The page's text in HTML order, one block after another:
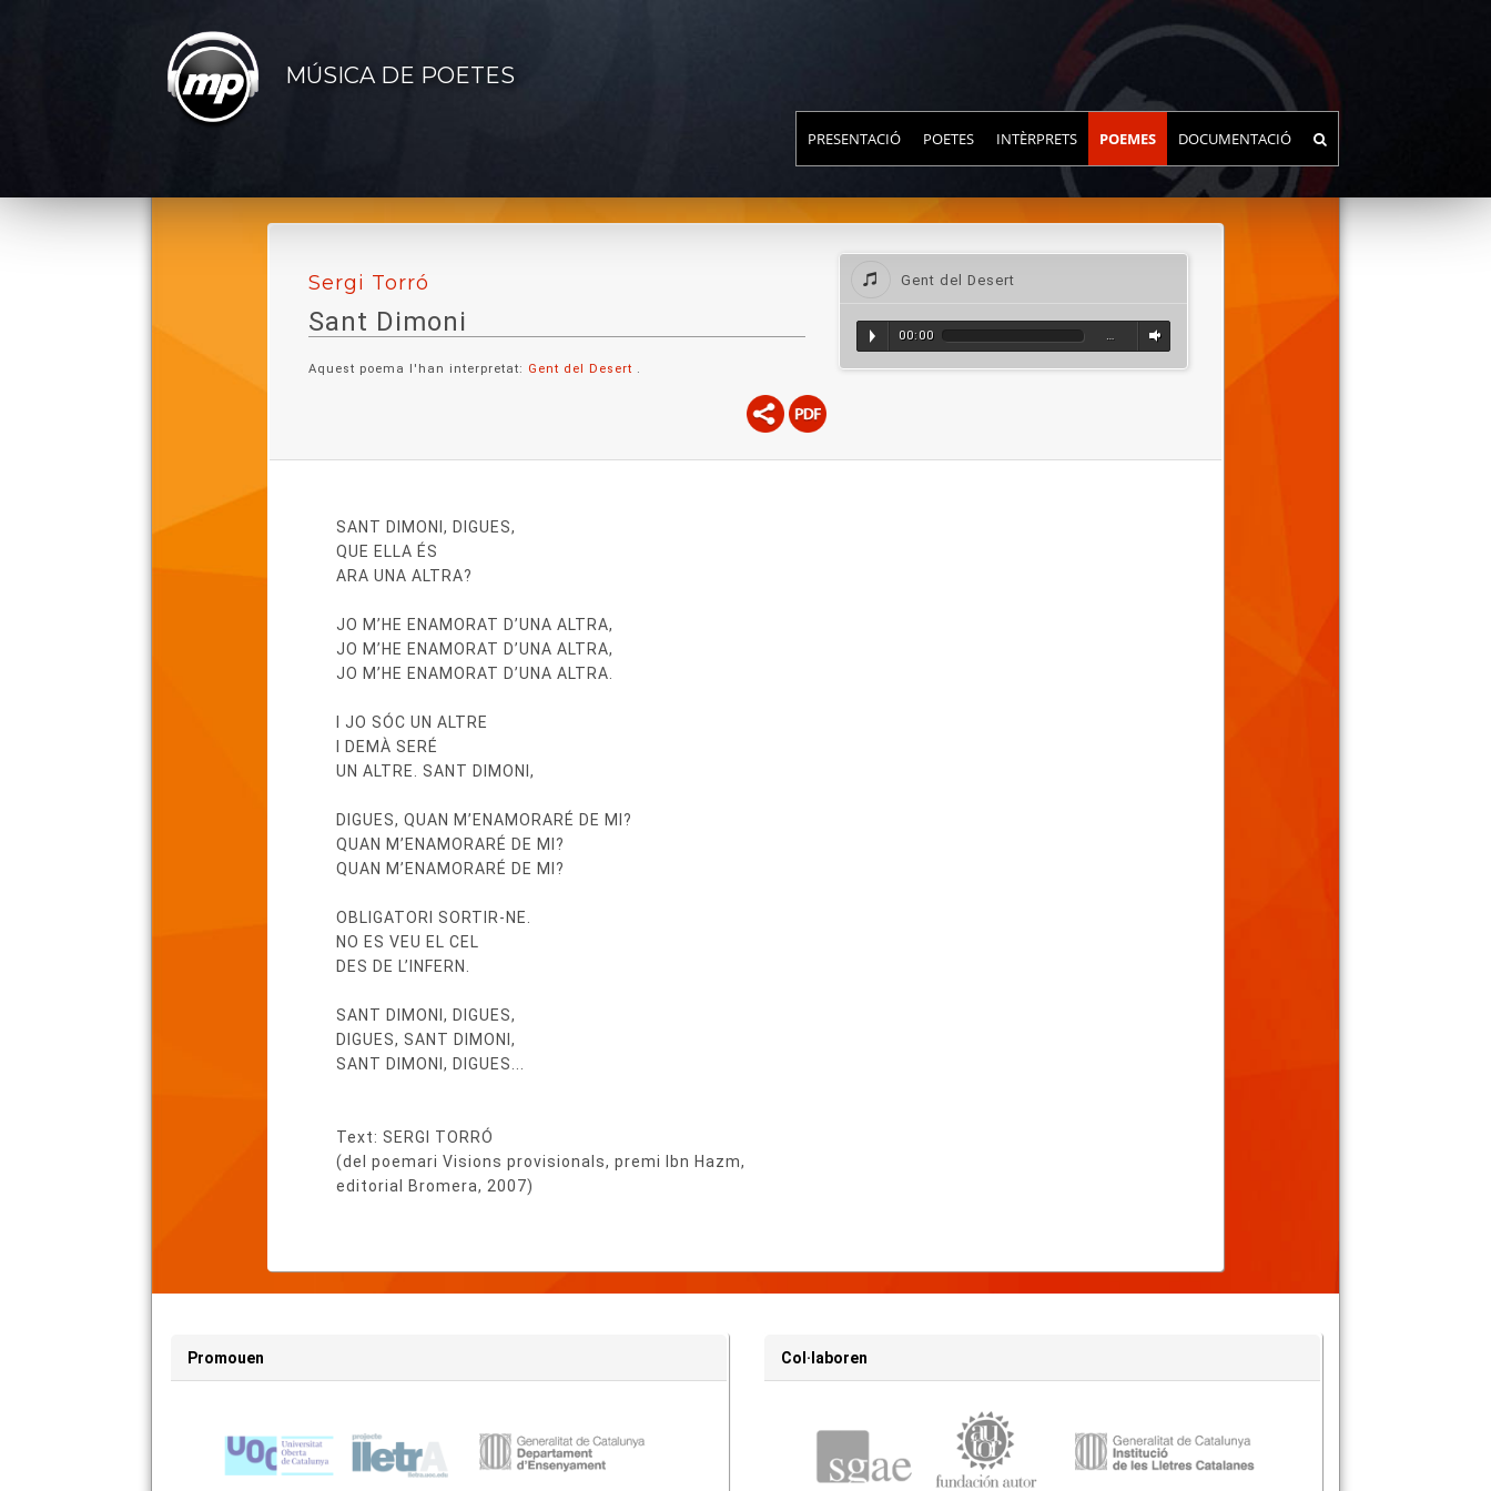
MÚSICA DE POETES
PRESENTACIÓ POETES INTÈRPRETS POEMES DOCUMENTACIÓ
Sergi Torró
Sant Dimoni
Aquest poema l'han interpretat: Gent del Desert .
Gent del Desert
00:00 …
SANT DIMONI, DIGUES,
QUE ELLA ÉS
ARA UNA ALTRA?
JO M’HE ENAMORAT D’UNA ALTRA,
JO M’HE ENAMORAT D’UNA ALTRA,
JO M’HE ENAMORAT D’UNA ALTRA.
I JO SÓC UN ALTRE
I DEMÀ SERÉ
UN ALTRE. SANT DIMONI,
DIGUES, QUAN M’ENAMORARÉ DE MI?
QUAN M’ENAMORARÉ DE MI?
QUAN M’ENAMORARÉ DE MI?
OBLIGATORI SORTIR-NE.
NO ES VEU EL CEL
DES DE L’INFERN.
SANT DIMONI, DIGUES,
DIGUES, SANT DIMONI,
SANT DIMONI, DIGUES...
Text: SERGI TORRÓ
(del poemari Visions provisionals, premi Ibn Hazm,
editorial Bromera, 2007)
Promouen Col·laboren